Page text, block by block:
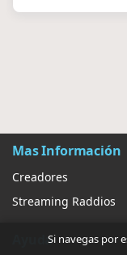
Mas Información
Creadores
Streaming Raddios
AyudaSi navegas por